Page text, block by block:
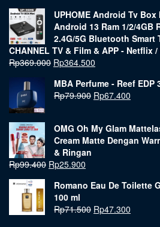
UPHOME Android Tv Box
Android 13 Ram 1/2/4GB
2.4G/5G Bluetooth Smart
CHANNEL TV & Film & APP - Netflix
Rp369.000 Rp364.500
MBA Perfume - Reef EDP
Rp79.900 Rp67.400
OMG Oh My Glam
Cream Matte Dengan
& Ringan
Rp99.400 Rp25.900
Romano Eau De Toilette
100 ml
Rp71.500 Rp47.300